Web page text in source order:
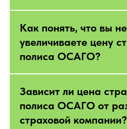
Как понять, что вы не
увеличиваете цену
полиса ОСАГО?
Зависит ли цена
полиса ОСАГО от
страховой компании?